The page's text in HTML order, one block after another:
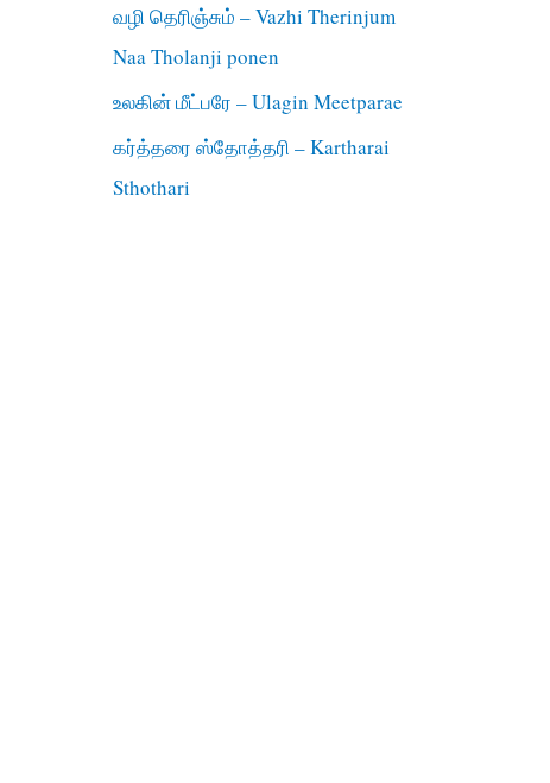
வழி தெரிஞ்சும் – Vazhi Therinjum
Naa Tholanji ponen
உலகின் மீட்பரே – Ulagin Meetparae
கர்த்தரை ஸ்தோத்தரி – Kartharai
Sthothari